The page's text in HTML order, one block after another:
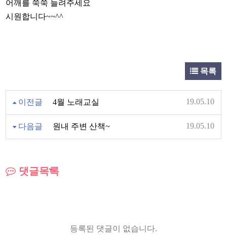
어깨를 쭉쭉 늘려주세요
시원합니다~~^^
목록
이전글 4월 노래교실 19.05.10
다음글 원내 주변 산책~ 19.05.10
댓글목록
등록된 댓글이 없습니다.